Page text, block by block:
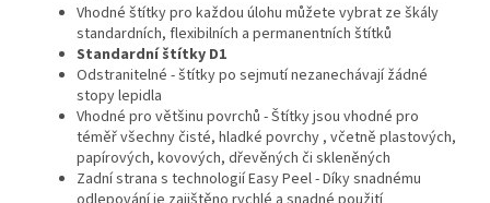
Vhodné štítky pro každou úlohu můžete vybrat ze škály
standardních, flexibilních a permanentních štítků
Standardní štítky D1
Odstranitelné - štítky po sejmutí nezanechávají žádné
stopy lepidla
Vhodné pro většinu povrchů - Štítky jsou vhodné pro
téměř všechny čisté, hladké povrchy , včetně plastových,
papírových, kovových, dřevěných či skleněných
Zadní strana s technologií Easy Peel - Díky snadnému